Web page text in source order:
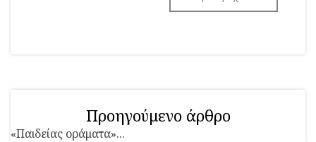
Προηγούμενο άρθρο
«Παιδείας οράματα»...